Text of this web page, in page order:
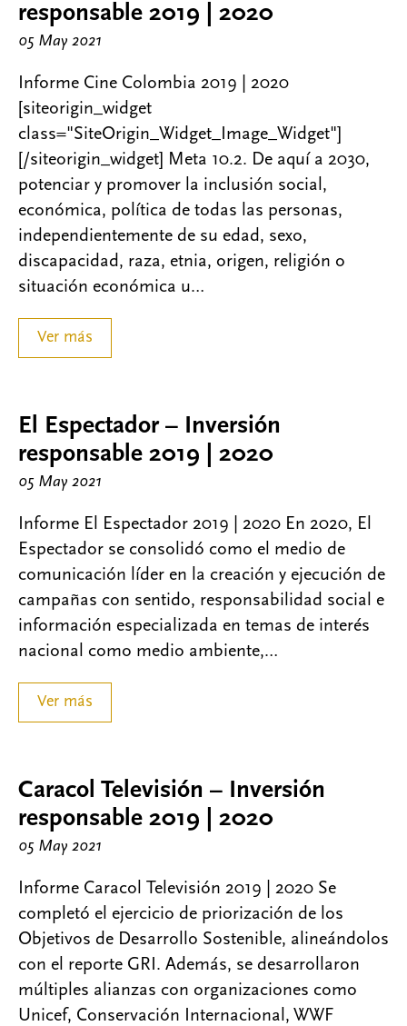
responsable 2019 | 2020
05 May 2021
Informe Cine Colombia 2019 | 2020
[siteorigin_widget
class="SiteOrigin_Widget_Image_Widget"]
[/siteorigin_widget] Meta 10.2. De aquí a 2030,
potenciar y promover la inclusión social,
económica, política de todas las personas,
independientemente de su edad, sexo,
discapacidad, raza, etnia, origen, religión o
situación económica u…
Ver más
El Espectador – Inversión
responsable 2019 | 2020
05 May 2021
Informe El Espectador 2019 | 2020 En 2020, El
Espectador se consolidó como el medio de
comunicación líder en la creación y ejecución de
campañas con sentido, responsabilidad social e
información especializada en temas de interés
nacional como medio ambiente,…
Ver más
Caracol Televisión – Inversión
responsable 2019 | 2020
05 May 2021
Informe Caracol Televisión 2019 | 2020 Se
completó el ejercicio de priorización de los
Objetivos de Desarrollo Sostenible, alineándolos
con el reporte GRI. Además, se desarrollaron
múltiples alianzas con organizaciones como
Unicef, Conservación Internacional, WWF